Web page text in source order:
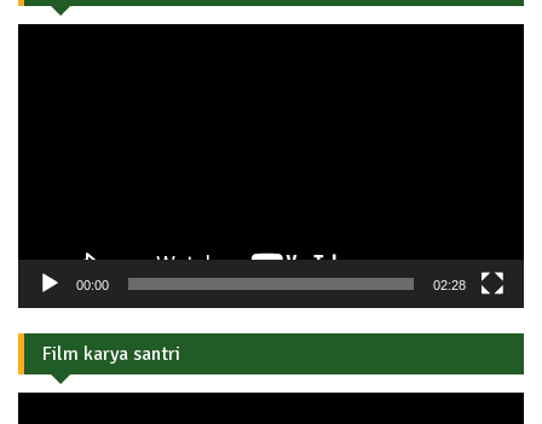
00:00 02:28
Film karya santri